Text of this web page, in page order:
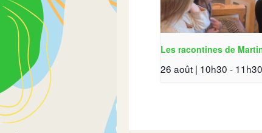
Les racontines de
26 août | 10h30 - 11h30